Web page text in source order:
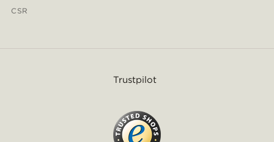
CSR
Trustpilot